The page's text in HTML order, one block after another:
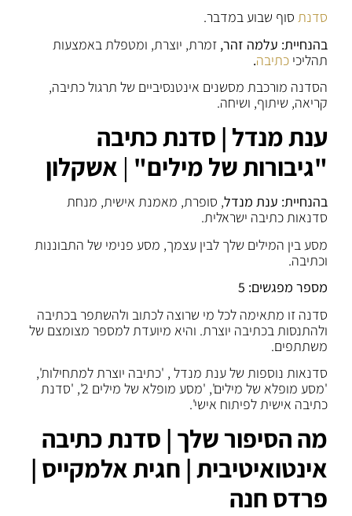
סדנת סוף שבוע במדבר.
בהנחיית: עלמה זהר,זמרת, יוצרת, ומטפלת באמצעות
תהליכיכתיבה.
הסדנה מורכבת מסשנים אינטנסיביים של תרגול כתיבה,
קריאה, שיתוף, ושיחה.
ענת מנדל | סדנת כתיבה
"גיבורות של מילים" | אשקלון
בהנחיית: ענת מנדל, סופרת, מאמנת אישית, מנחת
סדנאות כתיבה ישראלית.
מסע בין המילים שלך לבין עצמך, מסע פנימי של התבוננות
וכתיבה.
מספר מפגשים: 5
סדנה זו מתאימה לכל מי שרוצה לכתוב ולהשתפר בכתיבה
ולהתנסות בכתיבה יוצרת. והיא מיועדת למספר מצומצם של
משתתפים.
סדנאות נוספות של ענת מנדל , 'כתיבה יוצרת למתחילות',
'מסע מופלא של מילים', 'מסע מופלא של מילים 2', 'סדנת
כתיבה אישית לפיתוח אישי'.
מה הסיפור שלך | סדנת כתיבה
אינטואיטיבית | חגית אלמקייס |
פרדס חנה